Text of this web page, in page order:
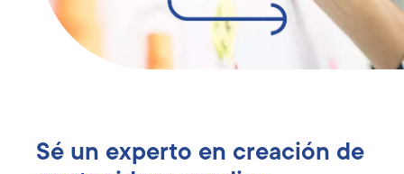
Sé un experto en creación de